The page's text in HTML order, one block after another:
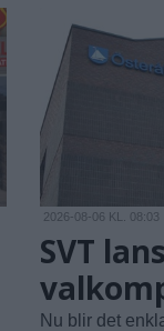
2026-08-06 KL. 08:03
SVT
Nu blir det